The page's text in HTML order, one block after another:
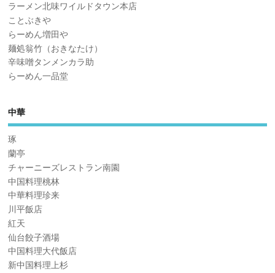
ラーメン北味ワイルドタウン本店
ことぶきや
らーめん増田や
麺処翁竹（おきなたけ）
辛味噌タンメンカラ助
らーめん一品堂
中華
琢
蘭亭
チャーニーズレストラン南園
中国料理桃林
中華料理珍来
川平飯店
紅天
仙台餃子酒場
中国料理大代飯店
新中国料理上杉